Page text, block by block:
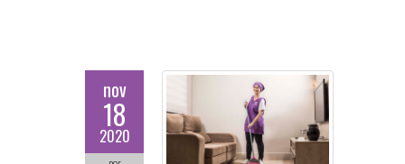
nov
18
2020